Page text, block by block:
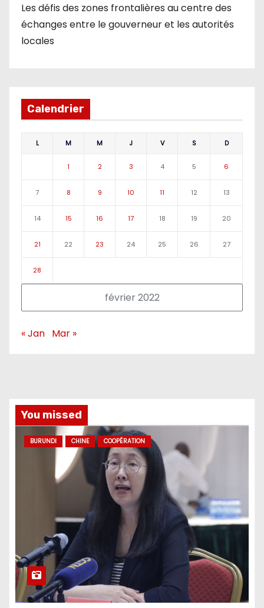
Les défis des zones frontalières au centre des
échanges entre le gouverneur et les autorités
locales
Calendrier
février 2022
L M M J V S D
1 2 3 4 5 6
7 8 9 10 11 12 13
14 15 16 17 18 19 20
21 22 23 24 25 26 27
28
« Jan Mar »
You missed
BURUNDI CHINE COOPÉRATION